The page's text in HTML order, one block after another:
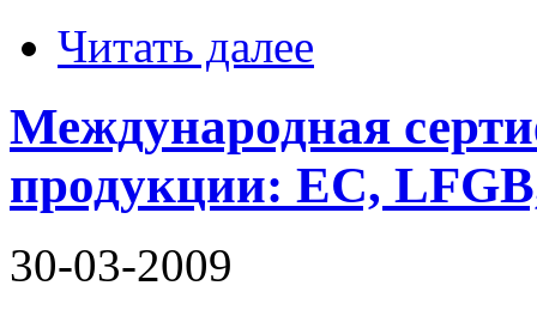
Читать далее
Международная
продукции: EC,
30-03-2009